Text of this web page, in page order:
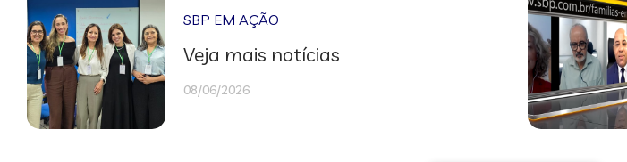
SBP EM AÇÃO
Veja mais notícias
08/06/2026